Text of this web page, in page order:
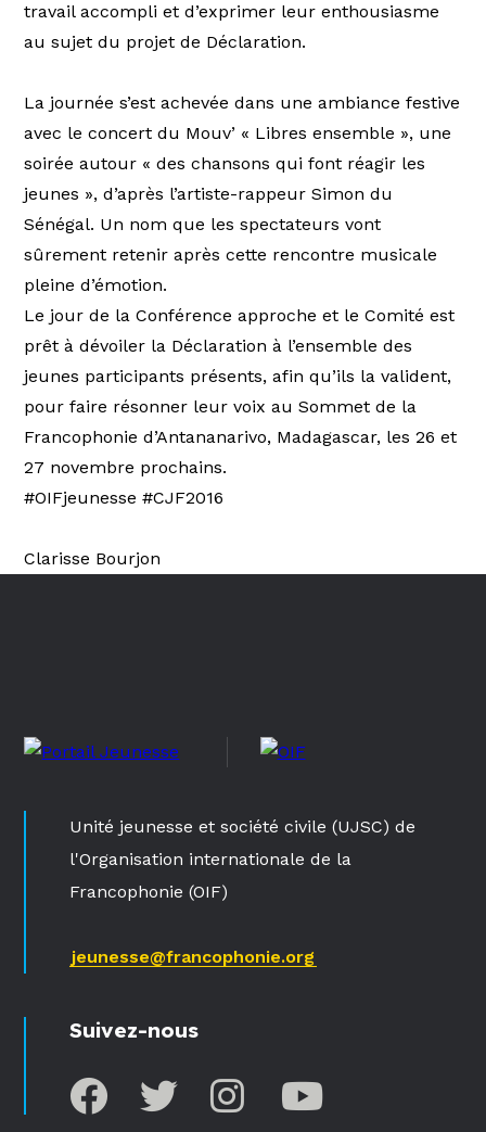
travail accompli et d’exprimer leur enthousiasme
au sujet du projet de Déclaration.
La journée s’est achevée dans une ambiance festive
avec le concert du Mouv’ « Libres ensemble », une
soirée autour « des chansons qui font réagir les
jeunes », d’après l’artiste-rappeur Simon du
Sénégal. Un nom que les spectateurs vont
sûrement retenir après cette rencontre musicale
pleine d’émotion.
Le jour de la Conférence approche et le Comité est
prêt à dévoiler la Déclaration à l’ensemble des
jeunes participants présents, afin qu’ils la valident,
pour faire résonner leur voix au Sommet de la
Francophonie d’Antananarivo, Madagascar, les 26 et
27 novembre prochains.
#OIFjeunesse #CJF2016
Clarisse Bourjon
Unité jeunesse et société civile (UJSC) de
l'Organisation internationale de la
Francophonie (OIF)
jeunesse@francophonie.org
Suivez-nous